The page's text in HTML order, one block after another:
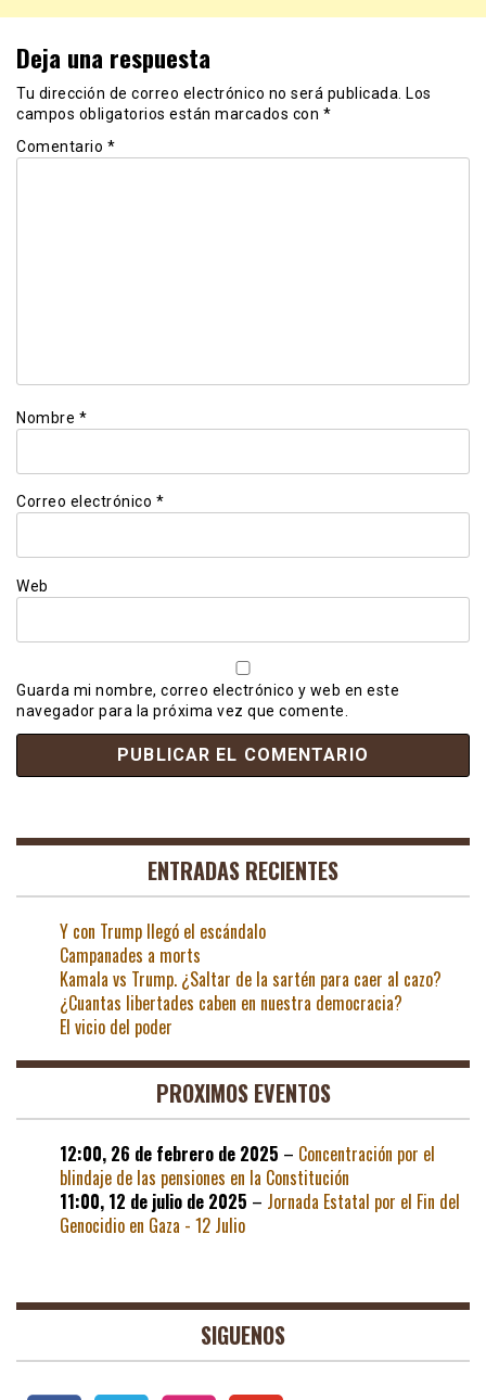
Deja una respuesta
Tu dirección de correo electrónico no será publicada.
Los
campos obligatorios están marcados con *
Comentario *
Nombre *
Correo electrónico *
Web
Guarda mi nombre, correo electrónico y web en este
navegador para la próxima vez que comente.
ENTRADAS RECIENTES
Y con Trump llegó el escándalo
Campanades a morts
Kamala vs Trump. ¿Saltar de la sartén para caer al cazo?
¿Cuantas libertades caben en nuestra democracia?
El vicio del poder
PROXIMOS EVENTOS
12:00, 26 de febrero de 2025 – Concentración por el
blindaje de las pensiones en la Constitución
11:00, 12 de julio de 2025 – Jornada Estatal por el Fin del
Genocidio en Gaza - 12 Julio
SIGUENOS